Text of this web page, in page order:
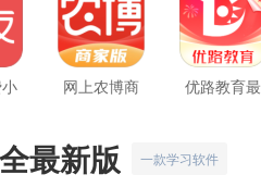
网上农博商
优路教育最
最新版 一款学习软件